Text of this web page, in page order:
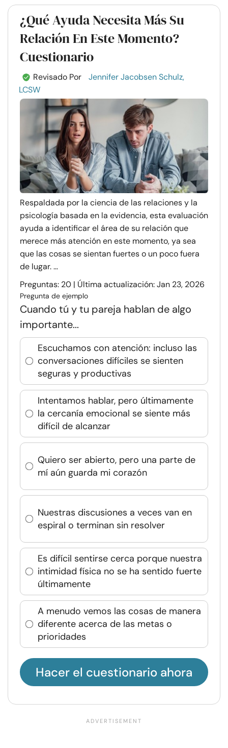
¿Qué Ayuda Necesita Más Su
Relación En Este Momento?
Cuestionario
Revisado Por
Jennifer Jacobsen Schulz,
LCSW
Respaldada por la ciencia de las relaciones y la
psicología basada en la evidencia, esta evaluación
ayuda a identificar el área de su relación que
merece más atención en este momento, ya sea
que las cosas se sientan fuertes o un poco fuera
de lugar. ...
Preguntas: 20 | Última actualización: Jan 23, 2026
Pregunta de ejemplo
Cuando tú y tu pareja hablan de algo
importante...
Escuchamos con atención: incluso las
conversaciones difíciles se sienten
seguras y productivas
Intentamos hablar, pero últimamente
la cercanía emocional se siente más
difícil de alcanzar
Quiero ser abierto, pero una parte de
mí aún guarda mi corazón
Nuestras discusiones a veces van en
espiral o terminan sin resolver
Es difícil sentirse cerca porque nuestra
intimidad física no se ha sentido fuerte
últimamente
A menudo vemos las cosas de manera
diferente acerca de las metas o
prioridades
Hacer el cuestionario ahora